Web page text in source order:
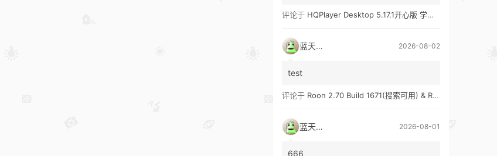
评论于 HQPlayer Desktop 5.17.1开心版 学习版&HQPlayer Embedded 5.17.2开心版 学习版
蓝天真蓝 2026-08-02
test
评论于 Roon 2.70 Build 1671(搜索可用) & Roon 2.65 Build 1653 & Roon 1.8 Build 1151 Legacy 开心版 学习版
蓝天真蓝 2026-08-01
666